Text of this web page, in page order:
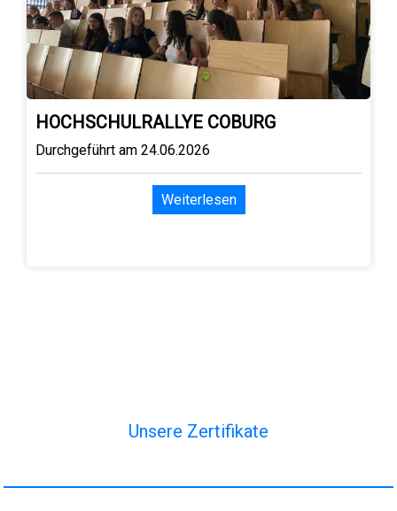
HOCHSCHULRALLYE COBURG
Durchgeführt am 24.06.2026
Weiterlesen
Unsere Zertifikate